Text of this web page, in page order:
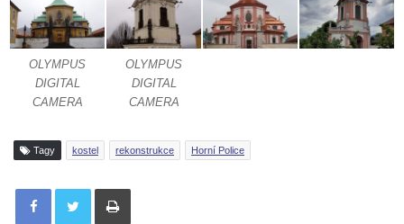
OLYMPUS
DIGITAL
CAMERA
OLYMPUS
DIGITAL
CAMERA
Tagy kostel rekonstrukce Horní Police
Tisknout